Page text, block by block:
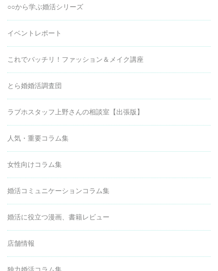
○○から学ぶ婚活シリーズ
イベントレポート
これでバッチリ！ファッション＆メイク講座
とら婚婚活調査団
ラブホスタッフ上野さんの相談室【出張版】
人気・重要コラム集
女性向けコラム集
婚活コミュニケーションコラム集
婚活に役立つ漫画、書籍レビュー
店舗情報
独力婚活コラム集